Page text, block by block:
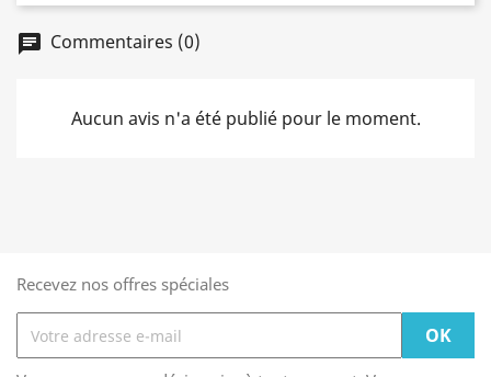
chat Commentaires (0)
Aucun avis n'a été publié pour le moment.
Recevez nos offres spéciales